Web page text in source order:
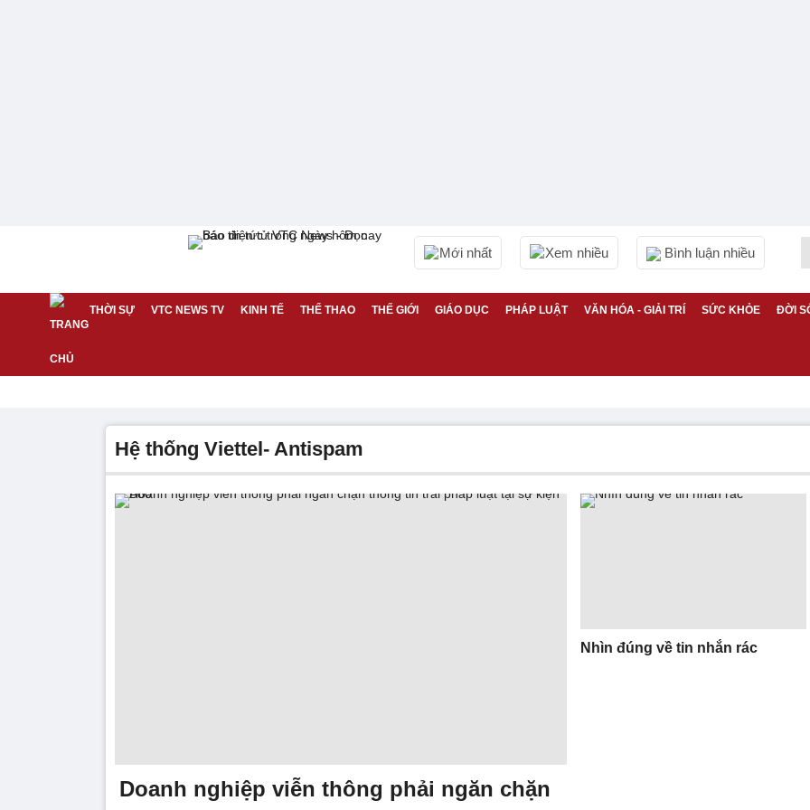
Mới nhất Xem nhiều Bình luận nhiều
THỜI SỰ VTC NEWS TV KINH TẾ THỂ THAO THẾ GIỚI GIÁO DỤC PHÁP LUẬT VĂN HÓA - GIẢI TRÍ SỨC KHỎE ĐỜI
hệ thống Viettel- Antispam
Doanh nghiệp viễn thông phải ngăn chặn
Nhìn đúng về tin nhắn rác